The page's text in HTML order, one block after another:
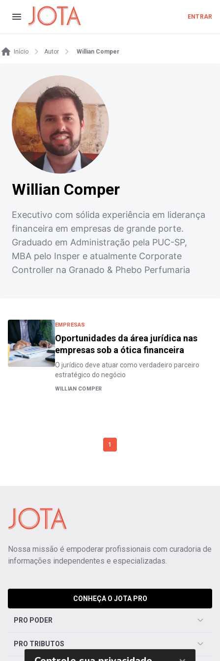
ENTRAR
Início Autor Willian Comper
Willian Comper
Executivo com sólida experiência em liderança
financeira em empresas de grande porte.
Graduado em Administração pela PUC-SP,
MBA pelo Insper e atualmente Corporate
Controller na Granado & Phebo Perfumaria
EMPRESAS
Oportunidades da área jurídica nas
empresas sob a ótica financeira
O jurídico deve atuar como verdadeiro parceiro
estratégico do negócio
WILLIAN COMPER
1
Nossa missão é empoderar profissionais com curadoria de
informações independentes e especializadas.
CONHEÇA O JOTA PRO
PRO PODER
PRO TRIBUTOS